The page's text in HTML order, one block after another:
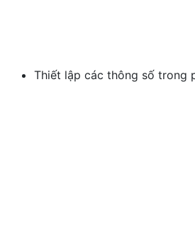
Thiết lập các thông số trong